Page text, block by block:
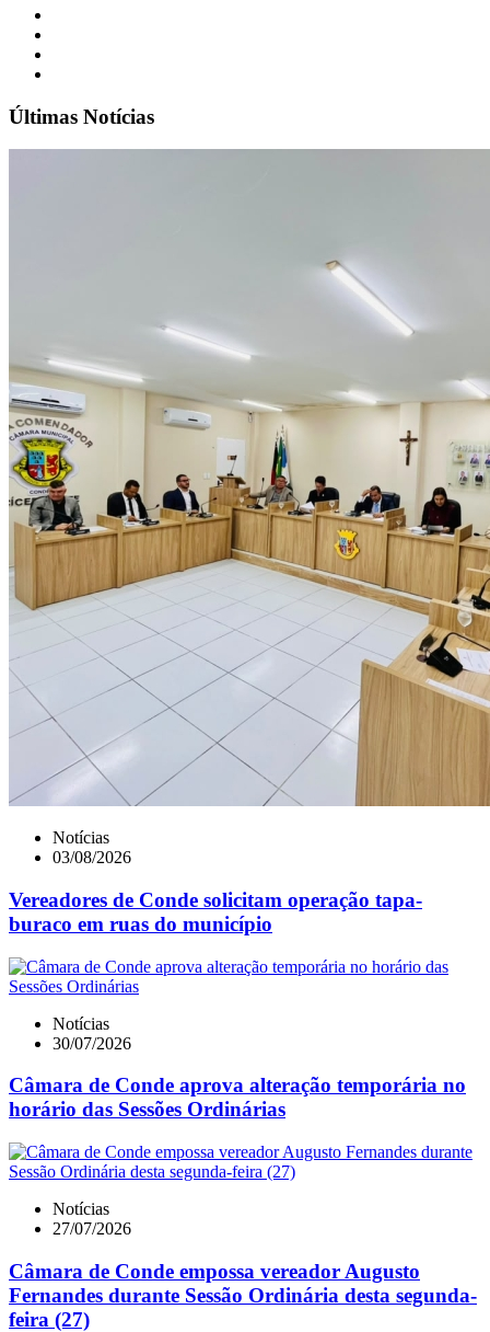
Últimas Notícias
Notícias
03/08/2026
Vereadores de Conde solicitam operação tapa-
buraco em ruas do município
Notícias
30/07/2026
Câmara de Conde aprova alteração temporária no
horário das Sessões Ordinárias
Notícias
27/07/2026
Câmara de Conde empossa vereador Augusto
Fernandes durante Sessão Ordinária desta segunda-
feira (27)